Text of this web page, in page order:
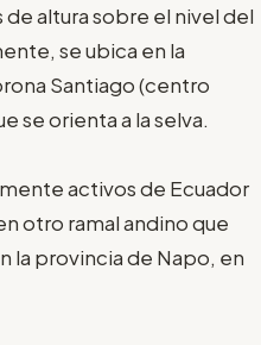
altura sobre el nivel del
se ubica en la
Santiago (centro
se orienta a la selva.
activos de Ecuador
otro ramal andino que
la provincia de Napo, en